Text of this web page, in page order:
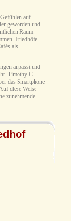
auf
geworden und
Raum
Friedhöfe
als
anpasst und
Timothy C.
das Smartphone
diese Weise
zunehmende